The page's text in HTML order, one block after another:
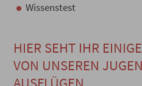
Wissenstest
HIER SEHT IHR
VON UNSEREN